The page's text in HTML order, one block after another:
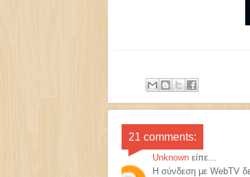
21 comments:
Unknown είπε...
Η σύνδεση με WebTV